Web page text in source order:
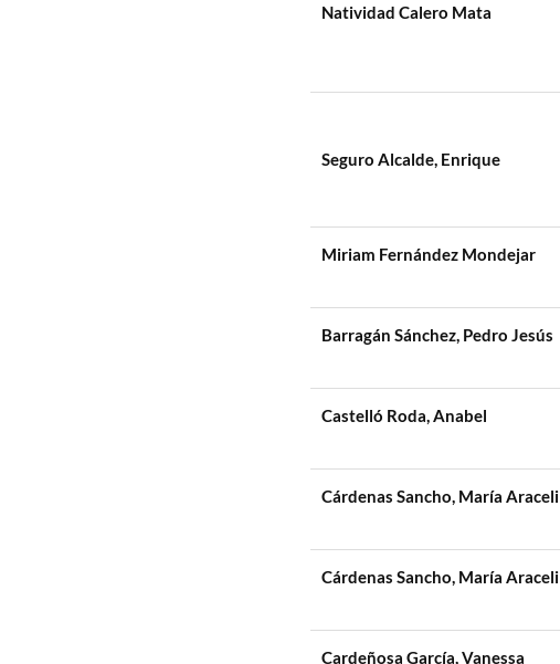
Natividad Calero Mata
Seguro Alcalde, Enrique
Miriam Fernández Mondejar
Barragán Sánchez, Pedro Jesús
Castelló Roda, Anabel
Cárdenas Sancho, María Araceli
Cárdenas Sancho, María Araceli
Cardeñosa García, Vanessa